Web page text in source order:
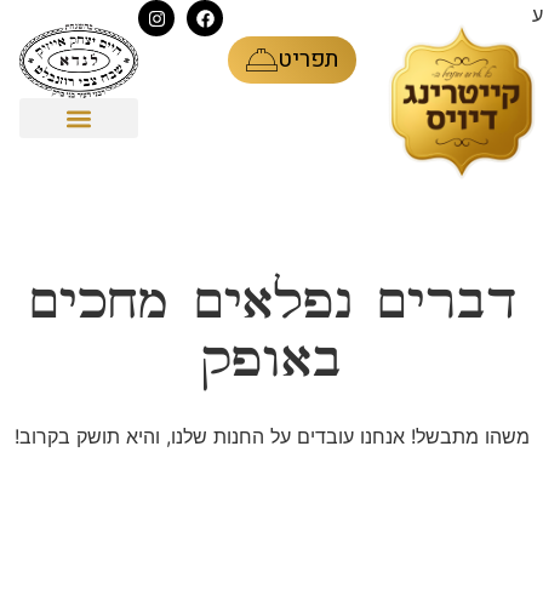
ע
תפריט
דברים נפלאים מחכים
באופק
משהו מתבשל! אנחנו עובדים על החנות שלנו, והיא תושק בקרוב!